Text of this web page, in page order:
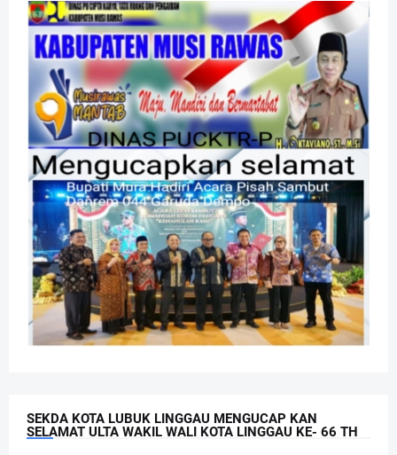
SEKDA KOTA LUBUK LINGGAU MENGUCAP KAN
SELAMAT ULTA WAKIL WALI KOTA LINGGAU KE- 66 TH